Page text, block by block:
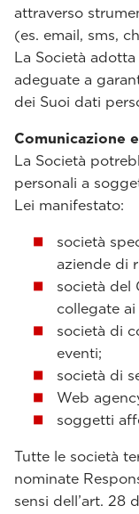
attraverso
(es. email, sms,
La Società
adeguate a
dei Suoi dati
Comunicazione
La Società
personali a
Lei manifestato:
società
aziende di
società del
collegate
società di
eventi;
società di
Web
soggetti
Tutte le società
nominate
sensi dell’art. 28